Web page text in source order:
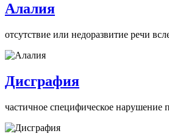
Алалия
отсутствие или недоразвитие речи
Дисграфия
частичное специфическое нарушение